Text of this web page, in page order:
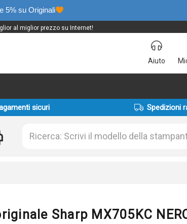
5% su Originali
al miglior prezzo su Internet!
Aiuto
sicuri Spedizioni
Sharp MX705KC